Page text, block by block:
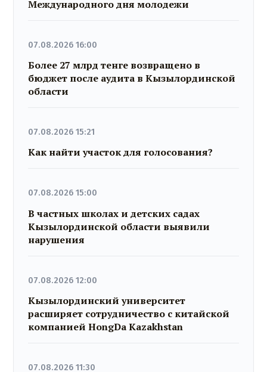
Международного дня молодежи
07.08.2026 16:00
Более 27 млрд тенге возвращено в
бюджет после аудита в Кызылординской
области
07.08.2026 15:21
Как найти участок для голосования?
07.08.2026 15:00
В частных школах и детских садах
Кызылординской области выявили
нарушения
07.08.2026 12:00
Кызылординский университет
расширяет сотрудничество с китайской
компанией HongDa Kazakhstan
07.08.2026 11:30